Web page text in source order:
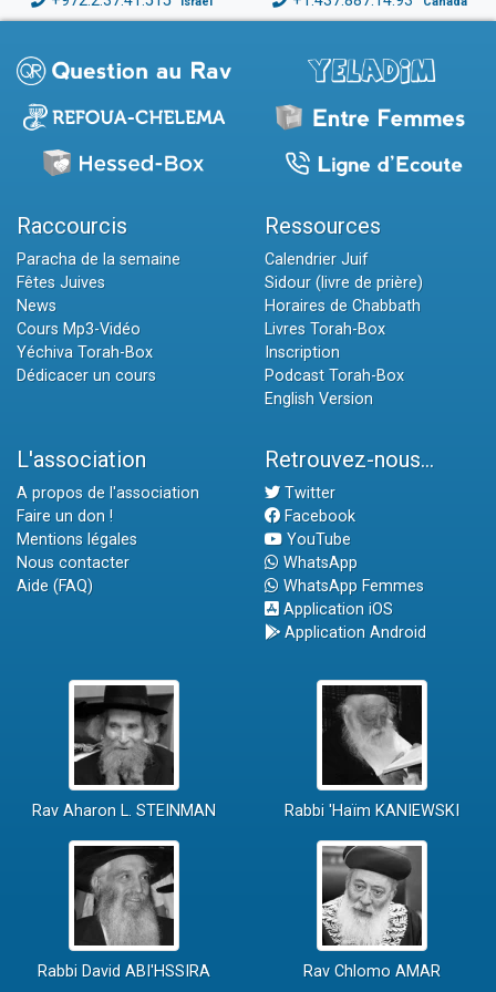
Raccourcis
Paracha de la semaine
Fêtes Juives
News
Cours Mp3-Vidéo
Yéchiva Torah-Box
Dédicacer un cours
Ressources
Calendrier Juif
Sidour (livre de prière)
Horaires de Chabbath
Livres Torah-Box
Inscription
Podcast Torah-Box
English Version
L'association
A propos de l'association
Faire un don !
Mentions légales
Nous contacter
Aide (FAQ)
Retrouvez-nous...
Twitter
Facebook
YouTube
WhatsApp
WhatsApp Femmes
Application iOS
Application Android
Rav Aharon L. STEINMAN Rabbi 'Haïm KANIEWSKI
Rabbi David ABI'HSSIRA Rav Chlomo AMAR